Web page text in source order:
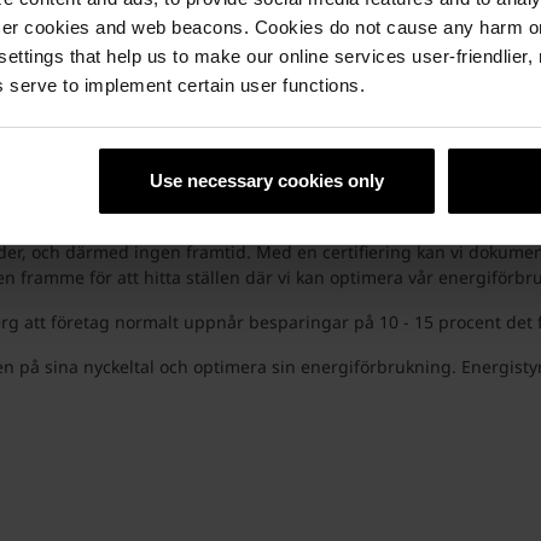
cookies and web beacons. Cookies do not cause any harm
that help us to make our online services user-friendlier,
to implement certain user functions.
Use necessary cookies only
till 2024 och vara CO2-neutrala 2050.
på att förbruka mindre energi är jag övertygad om att vi når
fasadtegel
produkter.
och därmed ingen framtid. Med en certifiering kan vi
framme för att hitta ställen där vi kan optimera vår
att företag normalt uppnår besparingar på 10 - 15 procent
på sina nyckeltal och optimera sin energiförbrukning.